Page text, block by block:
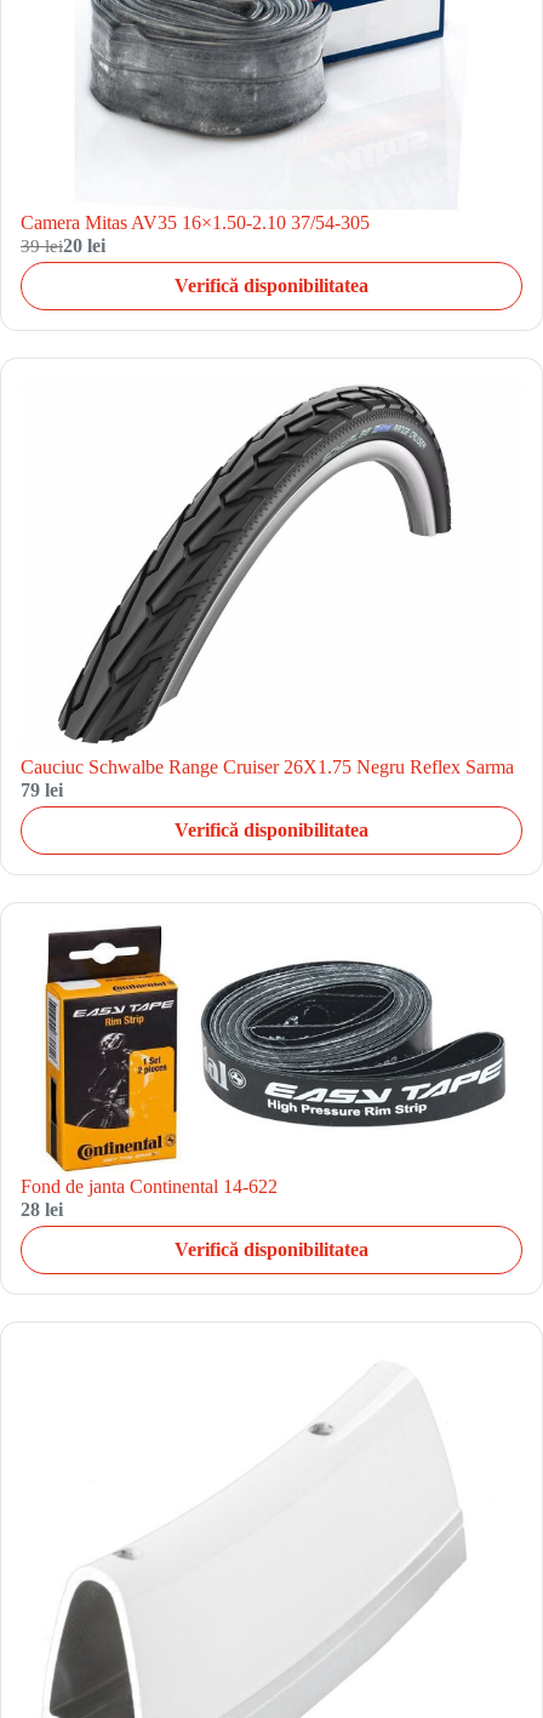
Camera Mitas AV35 16×1.50-2.10 37/54-305
39 lei20 lei
Verifică disponibilitatea
Cauciuc Schwalbe Range Cruiser 26X1.75 Negru Reflex Sarma
79 lei
Verifică disponibilitatea
Fond de janta Continental 14-622
28 lei
Verifică disponibilitatea